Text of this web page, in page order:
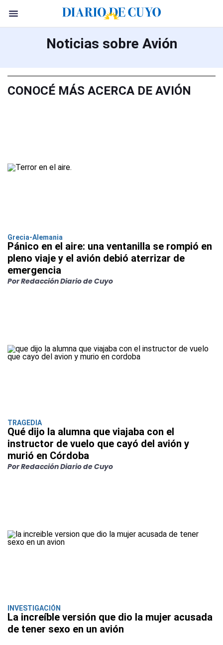
Noticias sobre Avión
CONOCÉ MÁS ACERCA DE AVIÓN
Grecia-Alemania
Pánico en el aire: una ventanilla se rompió en
pleno viaje y el avión debió aterrizar de
emergencia
Por Redacción Diario de Cuyo
TRAGEDIA
Qué dijo la alumna que viajaba con el
instructor de vuelo que cayó del avión y
murió en Córdoba
Por Redacción Diario de Cuyo
INVESTIGACIÓN
La increíble versión que dio la mujer acusada
de tener sexo en un avión